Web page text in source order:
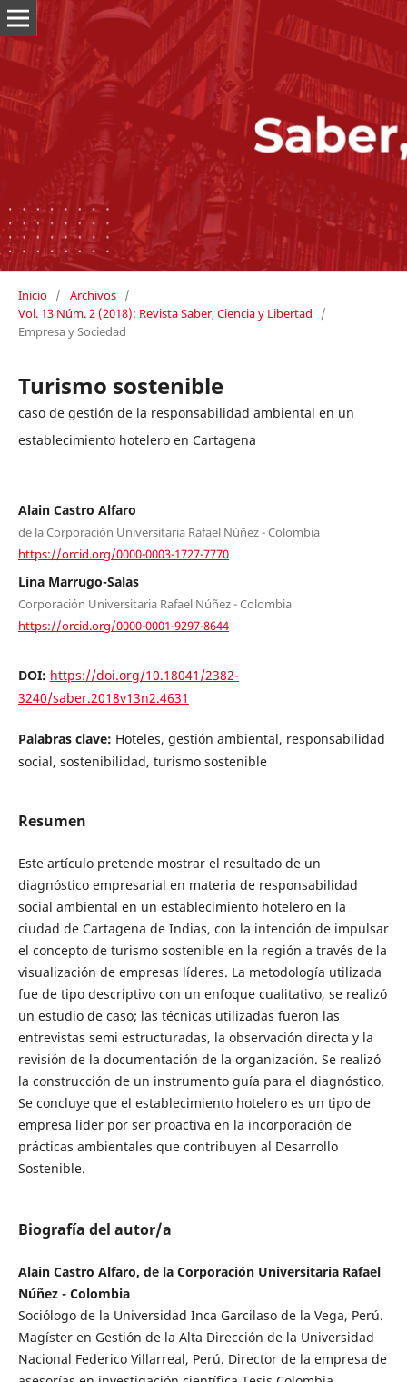
Inicio / Archivos /
Vol. 13 Núm. 2 (2018): Revista Saber, Ciencia y Libertad
/
Empresa y Sociedad
Turismo sostenible
caso de gestión de la responsabilidad ambiental en un
establecimiento hotelero en Cartagena
Alain Castro Alfaro
de la Corporación Universitaria Rafael Núñez - Colombia
https://orcid.org/0000-0003-1727-7770
Lina Marrugo-Salas
Corporación Universitaria Rafael Núñez - Colombia
https://orcid.org/0000-0001-9297-8644
DOI: https://doi.org/10.18041/2382-
3240/saber.2018v13n2.4631
Palabras clave: Hoteles, gestión ambiental, responsabilidad
social, sostenibilidad, turismo sostenible
Resumen
Este artículo pretende mostrar el resultado de un
diagnóstico empresarial en materia de responsabilidad
social ambiental en un establecimiento hotelero en la
ciudad de Cartagena de Indias, con la intención de impulsar
el concepto de turismo sostenible en la región a través de la
visualización de empresas líderes. La metodología utilizada
fue de tipo descriptivo con un enfoque cualitativo, se realizó
un estudio de caso; las técnicas utilizadas fueron las
entrevistas semi estructuradas, la observación directa y la
revisión de la documentación de la organización. Se realizó
la construcción de un instrumento guía para el diagnóstico.
Se concluye que el establecimiento hotelero es un tipo de
empresa líder por ser proactiva en la incorporación de
prácticas ambientales que contribuyen al Desarrollo
Sostenible.
Biografía del autor/a
Alain Castro Alfaro, de la Corporación Universitaria Rafael
Núñez - Colombia
Sociólogo de la Universidad Inca Garcilaso de la Vega, Perú.
Magíster en Gestión de la Alta Dirección de la Universidad
Nacional Federico Villarreal, Perú. Director de la empresa de